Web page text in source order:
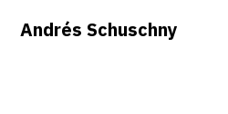
Andrés Schuschny